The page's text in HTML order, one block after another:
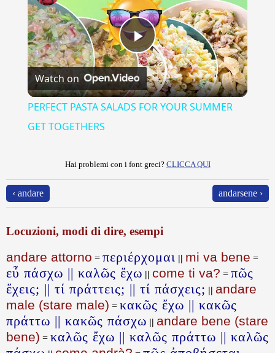
Play
Video
Watch on
PERFECT PASTA SALADS FOR YOUR SUMMER
GET TOGETHERS
Hai problemi con i font greci? CLICCA QUI
‹ andare andarsene ›
Locuzioni, modi di dire, esempi
andare attorno = περιέρχομαι || mi va bene =
εὖ πάσχω || καλῶς ἔχω || come ti va? = πῶς
ἔχεις; || τί πράττεις; || τί πάσχεις; || andare
male (stare male) = κακῶς ἔχω || κακῶς
πράττω || κακῶς πάσχω || andare bene (stare
bene) = καλῶς ἔχω || καλῶς πράττω || καλῶς